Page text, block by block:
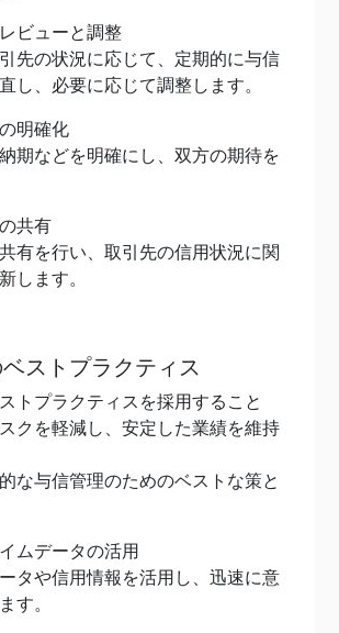
ビューと調整
先の状況に応じて、定期的に与信
し、必要に応じて調整します。
明確化
期などを明確にし、双方の期待を
共有
有を行い、取引先の信用状況に関
します。
ストプラクティス
トプラクティスを採用すること
クを軽減し、安定した業績を維持
な与信管理のためのベストな策と
ムデータの活用
タや信用情報を活用し、迅速に意
す。